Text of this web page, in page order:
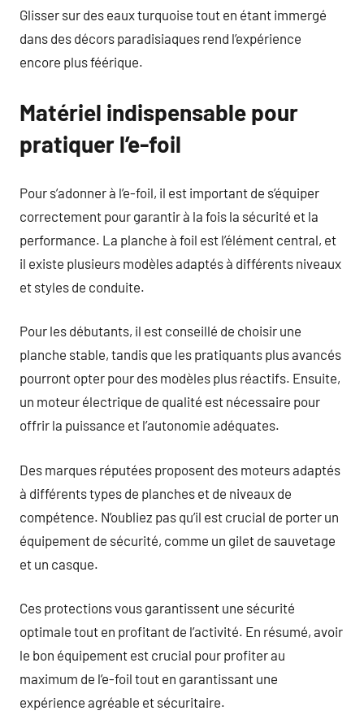
Glisser sur des eaux turquoise tout en étant immergé
dans des décors paradisiaques rend l’expérience
encore plus féérique.
Matériel indispensable pour
pratiquer l’e-foil
Pour s’adonner à l’e-foil, il est important de s’équiper
correctement pour garantir à la fois la sécurité et la
performance. La planche à foil est l’élément central, et
il existe plusieurs modèles adaptés à différents niveaux
et styles de conduite.
Pour les débutants, il est conseillé de choisir une
planche stable, tandis que les pratiquants plus avancés
pourront opter pour des modèles plus réactifs. Ensuite,
un moteur électrique de qualité est nécessaire pour
offrir la puissance et l’autonomie adéquates.
Des marques réputées proposent des moteurs adaptés
à différents types de planches et de niveaux de
compétence. N’oubliez pas qu’il est crucial de porter un
équipement de sécurité, comme un gilet de sauvetage
et un casque.
Ces protections vous garantissent une sécurité
optimale tout en profitant de l’activité. En résumé, avoir
le bon équipement est crucial pour profiter au
maximum de l’e-foil tout en garantissant une
expérience agréable et sécuritaire.